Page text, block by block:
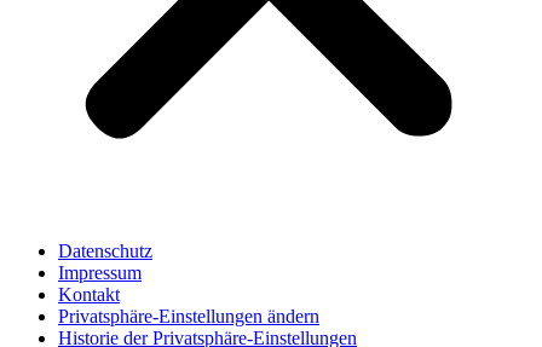
Datenschutz
Impressum
Kontakt
Privatsphäre-Einstellungen ändern
Historie der Privatsphäre-Einstellungen